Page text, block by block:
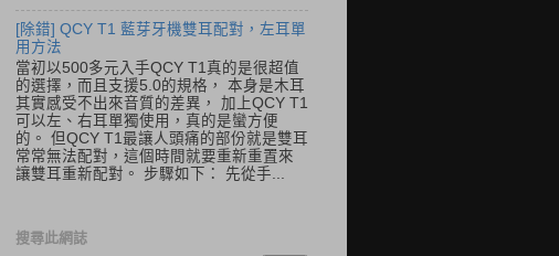
[除錯] QCY T1 藍芽牙機雙耳配對，左耳單
用方法
當初以500多元入手QCY T1真的是很超值
的選擇，而且支援5.0的規格， 本身是木耳
其實感受不出來音質的差異， 加上QCY T1
可以左、右耳單獨使用，真的是蠻方便
的。 但QCY T1最讓人頭痛的部份就是雙耳
常常無法配對，這個時間就要重新重置來
讓雙耳重新配對。 步驟如下： 先從手...
搜尋此網誌